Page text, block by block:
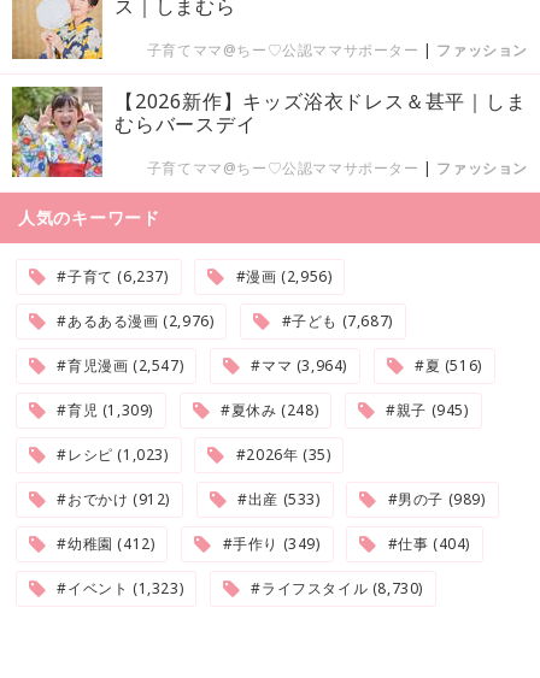
ス｜しまむら
子育てママ@ちー♡公認ママサポーター | ファッション
【2026新作】キッズ浴衣ドレス＆甚平｜しま
むらバースデイ
子育てママ@ちー♡公認ママサポーター | ファッション
人気のキーワード
#子育て (6,237) #漫画 (2,956)
#あるある漫画 (2,976) #子ども (7,687)
#育児漫画 (2,547) #ママ (3,964) #夏 (516)
#育児 (1,309) #夏休み (248) #親子 (945)
#レシピ (1,023) #2026年 (35)
#おでかけ (912) #出産 (533) #男の子 (989)
#幼稚園 (412) #手作り (349) #仕事 (404)
#イベント (1,323) #ライフスタイル (8,730)